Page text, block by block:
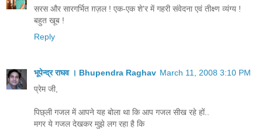
सरस और सारगर्भित ग़ज़ल ! एक-एक शे'र में गहरी संवेदना एवं तीक्ष्ण व्यंग्य !
बहुत खूब !
Reply
भूपेन्द्र राघव । Bhupendra Raghav March 11, 2008 3:10 PM
प्रेम जी,
पिछ्ली गजल में आपने यह बोला था कि आप गजल सीख रहे हों..
मगर ये गजल देखकर मुझे लग रहा है कि